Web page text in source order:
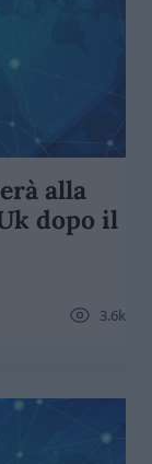
alla
dopo il
3.6k